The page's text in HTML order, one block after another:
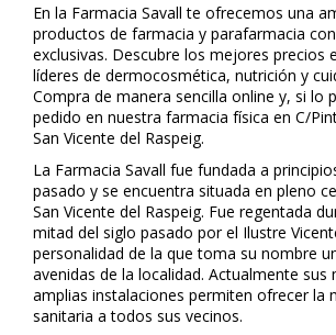
En la Farmacia Savall te ofrecemos una
productos de farmacia y parafarmacia
exclusivas. Descubre los mejores precios
líderes de dermocosmética, nutrición y
Compra de manera sencilla online y, si lo
pedido en nuestra farmacia física en C/
San Vicente del Raspeig.
La Farmacia Savall fue fundada a
pasado y se encuentra situada en pleno
San Vicente del Raspeig. Fue regentada
mitad del siglo pasado por el Ilustre
personalidad de la que toma su nombre
avenidas de la localidad. Actualmente sus
amplias instalaciones permiten ofrecer la
sanitaria a todos sus vecinos.